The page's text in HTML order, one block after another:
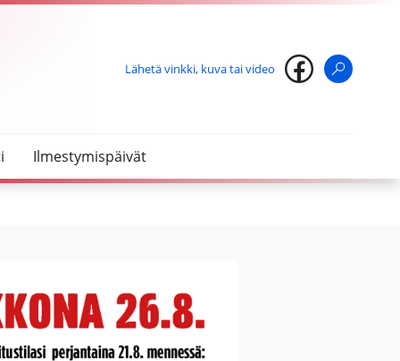
Lähetä vinkki, kuva tai video
Ilmestymispäivät